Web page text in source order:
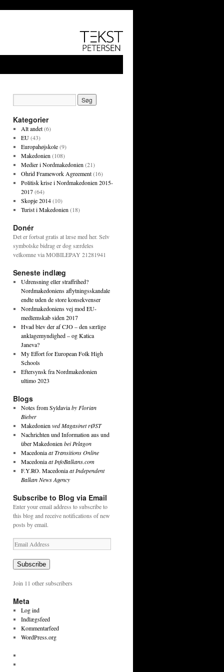
Kategorier
Alt andet(6)
EU(43)
Europahøjskole(9)
Makedonien (108)
Medier i Nordmakedonien (21)
Ohrid Framework Agreement(16)
Politisk krise i Nordmakedonien 2015-
2017(64)
Skopje 2014(10)
Turist i Makedonien (18)
Donér
Det er fortsat gratis at læse med her. Selv
symbolske bidrag er dog særdeles
velkomne via MOBILEPAY 21281941
Seneste indlæg
Udrensning eller straffrihed?
Nordmakedoniens aflytningsskandale
endte uden de store konsekvenser
Nordmakedoniens vej mod EU-
medlemskab siden 2017
Hvad blev der af CJO – den særlige
anklagemyndighed – og Katica
Janeva?
My Effort for European Folk High
Schools
Eftersynsk fra Nordmakedonien
ultimo 2023
Blogs
Notes from Syldaviaby Florian
Bieber
Makedonien ved Magasinet rØST
Nachrichten und Information aus und
über Makedonien bei Pelagon
Macedoniaat Transitions Online
Macedoniaat InfoBalkans.com
F.Y.RO. Macedoniaat Independent
Balkan News Agency
Subscribe to Blog via Email
Enter your email address to subscribe to
this blog and receive notifications of new
posts by email.
Email
Address
Subscribe
Join 11 other subscribers
Meta
Log ind
Indlægsfeed
Kommentarfeed
WordPress.org